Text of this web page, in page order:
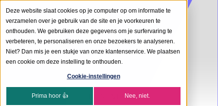
Deze website slaat cookies op je computer op om informatie te
verzamelen over je gebruik van de site en je voorkeuren te
onthouden. We gebruiken deze gegevens om je surfervaring te
verbeteren, te personaliseren en onze bezoekers te analyseren.
Niet? Dan mis je een stukje van onze klantenservice. We plaatsen
een cookie om deze instelling te onthouden.
Cookie-instellingen
Prima hoor 👍 Nee, niet.